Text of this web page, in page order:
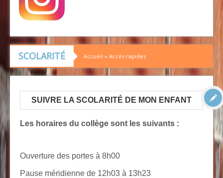
SCOLARITÉ Accueil » Accès rapides
SUIVRE LA SCOLARITÉ DE MON ENFANT
Les horaires du collège sont les suivants :
Ouverture des portes à 8h00
Pause méridienne de 12h03 à 13h23